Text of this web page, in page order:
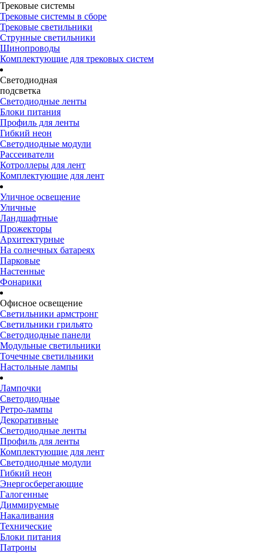
Трековые системы
Трековые системы в сборе
Трековые светильники
Струнные светильники
Шинопроводы
Комплектующие для трековых систем
Светодиодная
подсветка
Светодиодные ленты
Блоки питания
Профиль для ленты
Гибкий неон
Светодиодные модули
Рассеиватели
Котроллеры для лент
Комплектующие для лент
Уличное освещение
Уличные
Ландшафтные
Прожекторы
Архитектурные
На солнечных батареях
Парковые
Настенные
Фонарики
Офисное освещение
Светильники армстронг
Светильники грильято
Светодиодные панели
Модульные светильники
Точечные светильники
Настольные лампы
Лампочки
Светодиодные
Ретро-лампы
Декоративные
Светодиодные ленты
Профиль для ленты
Комплектующие для лент
Светодиодные модули
Гибкий неон
Энергосберегающие
Галогенные
Диммируемые
Накаливания
Технические
Блоки питания
Патроны